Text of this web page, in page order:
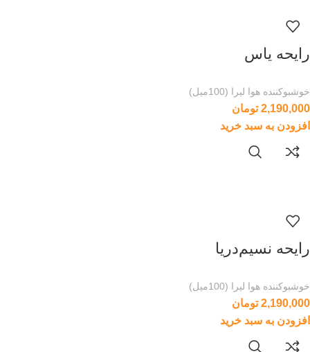
رایحه یاس
خوشبوکننده هوا لیرا (100میل)
2,190,000 تومان
افزودن به سبد خرید
رایحه نسیم‌دریا
خوشبوکننده هوا لیرا (100میل)
2,190,000 تومان
افزودن به سبد خرید